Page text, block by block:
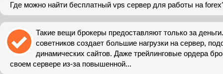
Где можно найти бесплатный vps сервер для работы на
Такие вещи брокеры предоставляют только за
советников создает большие нагрузки на сервер,
динамических сайтов. Даже трейлинговые ордера
своем сервере из-за повышенной...